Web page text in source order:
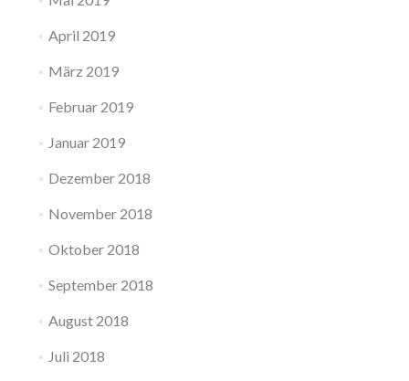
April 2019
März 2019
Februar 2019
Januar 2019
Dezember 2018
November 2018
Oktober 2018
September 2018
August 2018
Juli 2018